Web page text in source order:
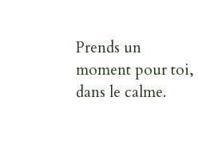
Prends un
moment pour toi,
dans le calme.